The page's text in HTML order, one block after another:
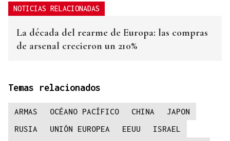
NOTICIAS RELACIONADAS
La década del rearme de Europa: las compras
de arsenal crecieron un 210%
Temas relacionados
ARMAS OCÉANO PACÍFICO CHINA
JAPON
RUSIA
UNIÓN EUROPEA EEUU
ISRAEL